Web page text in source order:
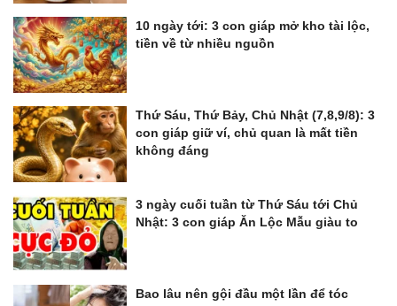
10 ngày tới: 3 con giáp mở kho tài lộc,
tiền về từ nhiều nguồn
Thứ Sáu, Thứ Bảy, Chủ Nhật (7,8,9/8): 3
con giáp giữ ví, chủ quan là mất tiền
không đáng
3 ngày cuối tuần từ Thứ Sáu tới Chủ
Nhật: 3 con giáp Ăn Lộc Mẫu giàu to
Bao lâu nên gội đầu một lần để tóc